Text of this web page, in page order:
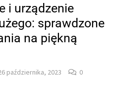
i urządzenie
sprawdzone
na piękną
października, 2023 0